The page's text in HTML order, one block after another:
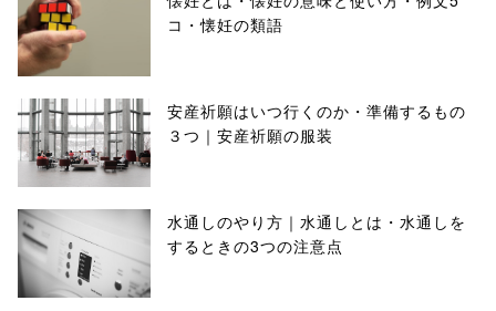
コ・懐妊の類語
安産祈願はいつ行くのか・準備するもの
３つ｜安産祈願の服装
水通しのやり方｜水通しとは・水通しを
するときの3つの注意点